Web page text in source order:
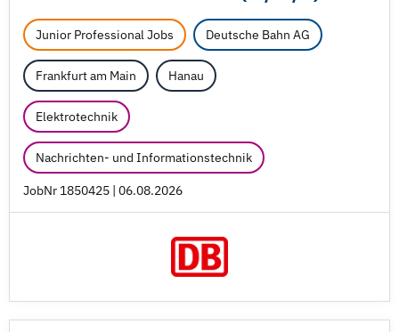
Junior Professional Jobs Deutsche Bahn AG
Frankfurt am Main Hanau
Elektrotechnik
Nachrichten- und Informationstechnik
JobNr 1850425 | 06.08.2026